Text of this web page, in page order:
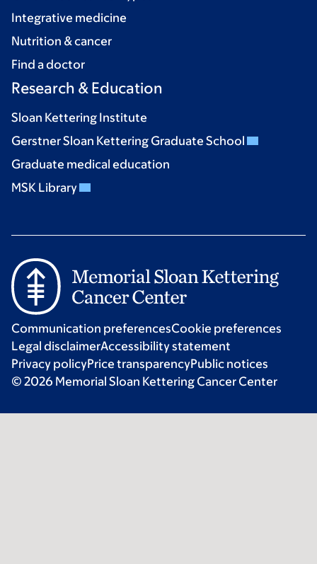
Integrative medicine
Nutrition & cancer
Find a doctor
Research & Education
Sloan Kettering Institute
Gerstner Sloan Kettering Graduate School
Graduate medical education
MSK Library
Communication preferencesCookie preferences
Legal disclaimerAccessibility statement
Privacy policyPrice transparencyPublic notices
© 2026 Memorial Sloan Kettering Cancer Center